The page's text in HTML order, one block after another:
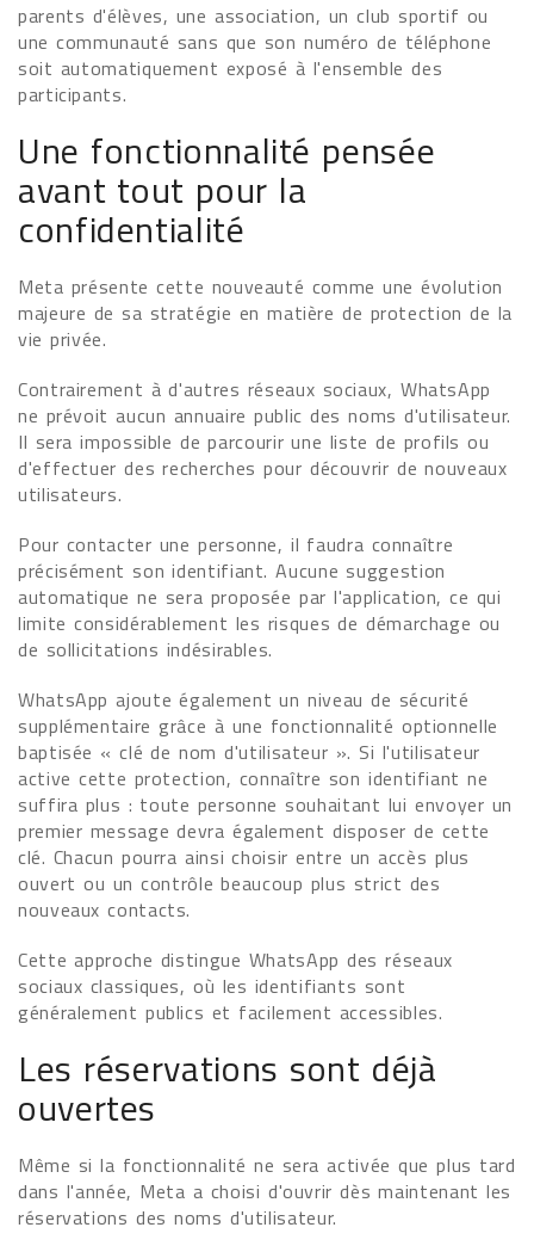
parents d'élèves, une association, un club sportif ou
une communauté sans que son numéro de téléphone
soit automatiquement exposé à l'ensemble des
participants.
Une fonctionnalité pensée
avant tout pour la
confidentialité
Meta présente cette nouveauté comme une évolution
majeure de sa stratégie en matière de protection de la
vie privée.
Contrairement à d'autres réseaux sociaux, WhatsApp
ne prévoit aucun annuaire public des noms d'utilisateur.
Il sera impossible de parcourir une liste de profils ou
d'effectuer des recherches pour découvrir de nouveaux
utilisateurs.
Pour contacter une personne, il faudra connaître
précisément son identifiant. Aucune suggestion
automatique ne sera proposée par l'application, ce qui
limite considérablement les risques de démarchage ou
de sollicitations indésirables.
WhatsApp ajoute également un niveau de sécurité
supplémentaire grâce à une fonctionnalité optionnelle
baptisée « clé de nom d'utilisateur ». Si l'utilisateur
active cette protection, connaître son identifiant ne
suffira plus : toute personne souhaitant lui envoyer un
premier message devra également disposer de cette
clé. Chacun pourra ainsi choisir entre un accès plus
ouvert ou un contrôle beaucoup plus strict des
nouveaux contacts.
Cette approche distingue WhatsApp des réseaux
sociaux classiques, où les identifiants sont
généralement publics et facilement accessibles.
Les réservations sont déjà
ouvertes
Même si la fonctionnalité ne sera activée que plus tard
dans l'année, Meta a choisi d'ouvrir dès maintenant les
réservations des noms d'utilisateur.